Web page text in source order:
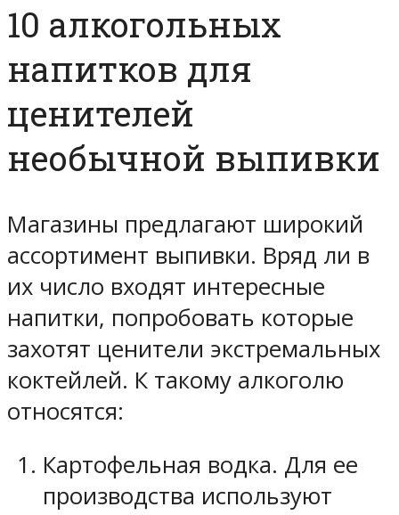
10 алкогольных
напитков для
ценителей
необычной выпивки
Магазины предлагают широкий
ассортимент выпивки. Вряд ли в
их число входят интересные
напитки, попробовать которые
захотят ценители экстремальных
коктейлей. К такому алкоголю
относятся:
Картофельная водка. Для ее
производства используют